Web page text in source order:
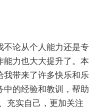
不论从个人能力还是专
能力也大大提升了。本
我带来了许多快乐和乐
中的经验和教训，帮助
充实自己，更加关注